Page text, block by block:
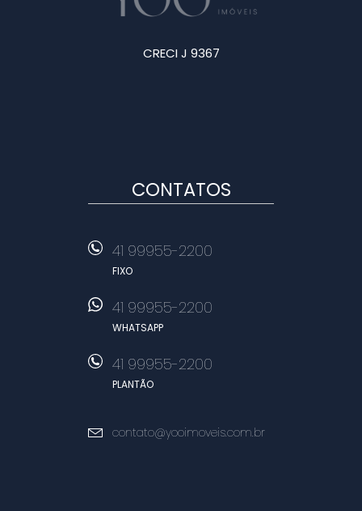
CRECI J 9367
CONTATOS
41 99955-2200
FIXO
41 99955-2200
WHATSAPP
41 99955-2200
PLANTÃO
contato@yooimoveis.com.br